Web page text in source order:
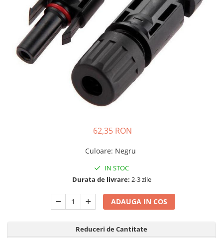
Incarcatoare acumulatori
Panouri fotovoltaice si accesorii
Panouri fotovoltaice
Sisteme prindere panouri
fotovoltaice
Sisteme de stocare energie
Pachete complete stocare energie
62,35 RON
Culoare: Negru
IN STOC
Durata de livrare: 2-3 zile
ADAUGA IN COS
Reduceri de Cantitate